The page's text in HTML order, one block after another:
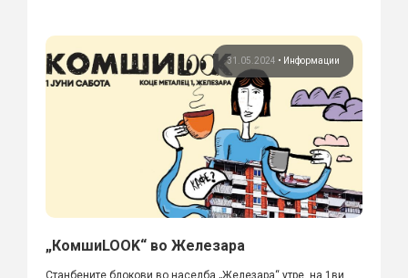
31.05.2024 • Информации
„КомшиLOOK“ во Железара
Станбените блокови во населба „Железара“ утре, на 1ви